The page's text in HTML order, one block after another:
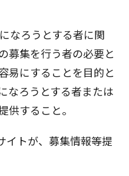
なろうとする者に関
募集を行う者の必要と
易にすることを目的と
なろうとする者または
供すること。
イトが、募集情報等提